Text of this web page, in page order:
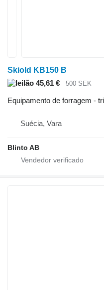
Skiold KB150 B
45,61 €
500 SEK
Equipamento de forragem -
Suécia, Vara
Blinto AB